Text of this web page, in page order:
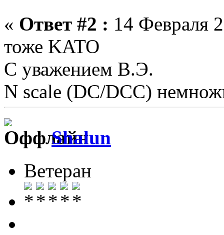
« Ответ #2 : 14 Февраля
тоже KATO
С уважением В.Э.
N scale (DC/DCC)
Shalun
Ветеран